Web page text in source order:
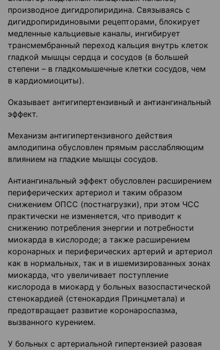
производное дигидропиридина. Связываясь с
дигидропиридиновыми рецепторами, блокирует
медленные кальциевые каналы, ингибирует
трансмембранный переход кальция внутрь клеток
гладкой мышцы сердца и сосудов (в большей
степени – в гладкомышечные клетки сосудов, чем
в кардиомиоциты).
Оказывает антигипертензивный и антиангинальный
эффект.
Механизм антигипертензивного действия
амлодипина обусловлен прямым расслабляющим
влиянием на гладкие мышцы сосудов.
Антиангинальный эффект обусловлен расширением
периферических артериол и таким образом
снижением ОПСС (постнагрузки), при этом ЧСС
практически не изменяется, что приводит к
снижению потребления энергии и потребности
миокарда в кислороде; а также расширением
коронарных и периферических артерий и артериол
как в нормальных, так и в ишемизированных зонах
миокарда, что увеличивает поступление
кислорода в миокард у больных вазоспастической
стенокардией (стенокардия Принцметала) и
предотвращает развитие коронароспазма,
вызванного курением.
У больных с артериальной гипертензией разовая